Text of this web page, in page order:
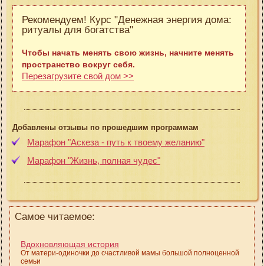
Рекомендуем! Курс "Денежная энергия дома:
ритуалы для богатства"
Чтобы начать менять свою жизнь, начните менять
пространство вокруг себя.
Перезагрузите свой дом >>
Добавлены отзывы по прошедшим программам
Марафон "Аскеза - путь к твоему желанию"
Марафон "Жизнь, полная чудес"
Самое читаемое:
Вдохновляющая история
От матери-одиночки до счастливой мамы большой полноценной
семьи